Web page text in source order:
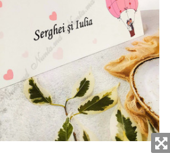
17:00
888
Понедельник - Пятница:
9:00 - 18:00
Суббота: 9:00-17:00
Телефон: 0 (22) 922- 888
Подробно